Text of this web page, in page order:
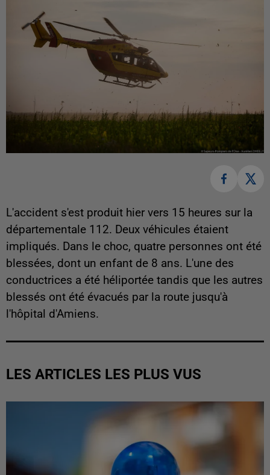
L'accident s'est produit hier vers 15 heures sur la
départementale 112. Deux véhicules étaient
impliqués. Dans le choc, quatre personnes ont été
blessées, dont un enfant de 8 ans. L'une des
conductrices a été héliportée tandis que les autres
blessés ont été évacués par la route jusqu'à
l'hôpital d'Amiens.
LES ARTICLES LES PLUS VUS